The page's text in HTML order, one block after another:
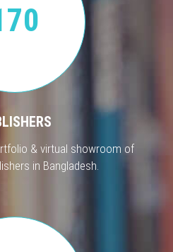
& virtual showroom of
in Bangladesh.